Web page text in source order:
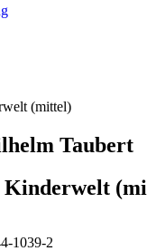
Taubert
Kinderwelt
1039-2